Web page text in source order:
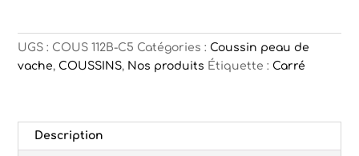
mixte
rouge
UGS : COUS 112B-C5 Catégories :Coussin peau de
vache,COUSSINS, Nos produits Étiquette :Carré
Description